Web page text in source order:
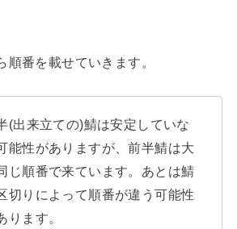
順番を載せていきます。
(出来立ての)鯖は安定していな
能性がありますが、前半鯖は大
じ順番で来ています。あとは鯖
切りによって順番が違う可能性
ります。